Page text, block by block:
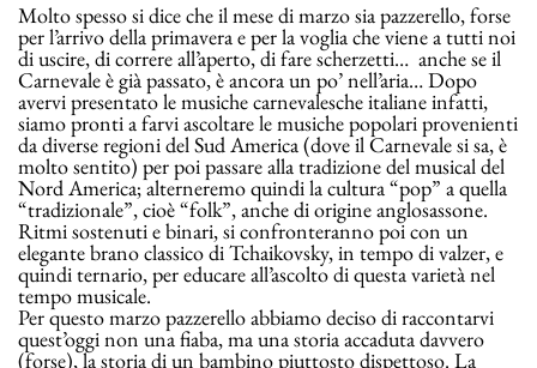
Molto spesso si dice che il mese di marzo sia pazzerello, forse
per l’arrivo della primavera e per la voglia che viene a tutti noi
di uscire, di correre all’aperto, di fare scherzetti… anche se il
Carnevale è già passato, è ancora un po’ nell’aria… Dopo
avervi presentato le musiche carnevalesche italiane infatti,
siamo pronti a farvi ascoltare le musiche popolari provenienti
da diverse regioni del Sud America (dove il Carnevale si sa, è
molto sentito) per poi passare alla tradizione del musical del
Nord America; alterneremo quindi la cultura “pop” a quella
“tradizionale”, cioè “folk”, anche di origine anglosassone.
Ritmi sostenuti e binari, si confronteranno poi con un
elegante brano classico di Tchaikovsky, in tempo di valzer, e
quindi ternario, per educare all’ascolto di questa varietà nel
tempo musicale.
Per questo marzo pazzerello abbiamo deciso di raccontarvi
quest’oggi non una fiaba, ma una storia accaduta davvero
(forse), la storia di un bambino piuttosto dispettoso. La